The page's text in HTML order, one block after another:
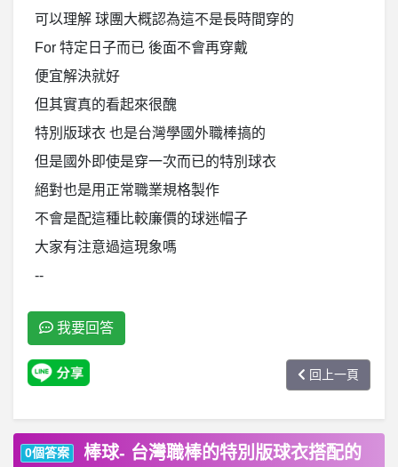
可以理解 球團大概認為這不是長時間穿的
For 特定日子而已 後面不會再穿戴
便宜解決就好
但其實真的看起來很醜
特別版球衣 也是台灣學國外職棒搞的
但是國外即使是穿一次而已的特別球衣
絕對也是用正常職業規格製作
不會是配這種比較廉價的球迷帽子
大家有注意過這現象嗎
--
我要回答
回上一頁
0個答案
棒球- 台灣職棒的特別版球衣搭配的